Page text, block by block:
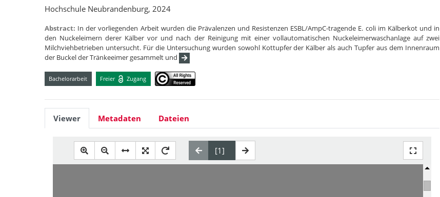
Hochschule Neubrandenburg, 2024
Abstract: In der vorliegenden Arbeit wurden die Prävalenzen und Resistenzen ESBL/AmpC-tragende E. coli im Kälberkot und in
den Nuckeleimern derer Kälber vor und nach der Reinigung mit einer vollautomatischen Nuckeleimerwaschanlage auf zwei
Milchviehbetrieben untersucht. Für die Untersuchung wurden sowohl Kottupfer der Kälber als auch Tupfer aus dem Innenraum
der Buckel der Tränkeeimer gesammelt und
Bachelorarbeit Freier Zugang
Viewer Metadaten Dateien